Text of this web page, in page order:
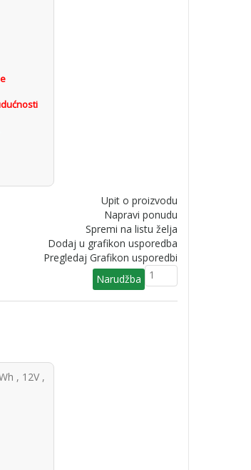
Upit o proizvodu
Napravi ponudu
Spremi na listu želja
Dodaj u grafikon usporedba
Pregledaj Grafikon usporedbi
, 12V ,